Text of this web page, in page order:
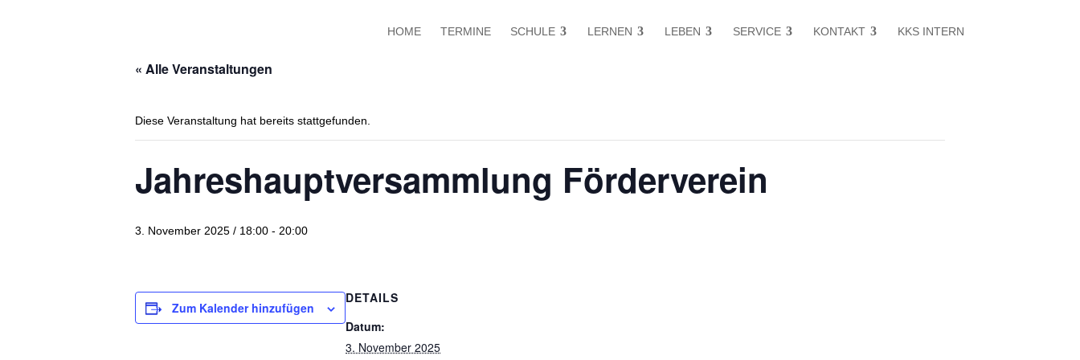
HOME TERMINE SCHULE LERNEN LEBEN SERVICE KONTAKT KKS INTERN
« Alle Veranstaltungen
Diese Veranstaltung hat bereits stattgefunden.
Jahreshauptversammlung Förderverein
3. November 2025 / 18:00 - 20:00
Zum Kalender hinzufügen
DETAILS
Datum:
3. November 2025